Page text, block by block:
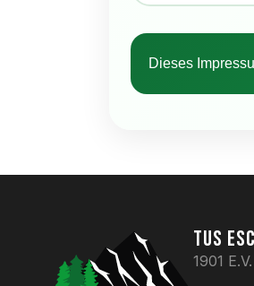
Dieses
TUS
1901 E.V.